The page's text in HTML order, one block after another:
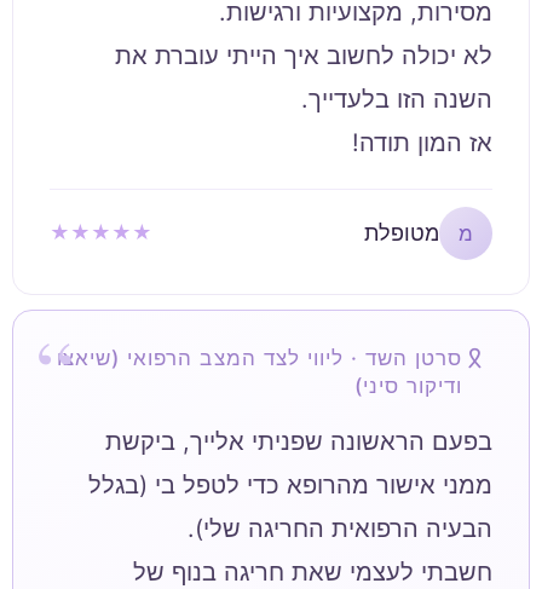
לא יכולה לחשוב איך הייתי עוברת את
אז המון תודה!
מ מטופלת ★★★★★
סרטן השד · ליווי לצד המצב הרפואי (שיאצו
ודיקור סיני)
בפעם הראשונה שפניתי אלייך, ביקשת
ממני אישור מהרופא כדי לטפל בי (בגלל
חשבתי לעצמי שאת חריגה בנוף של